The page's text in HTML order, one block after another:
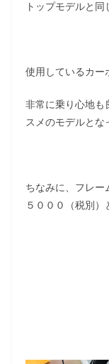
トップモデルと同
使用しているカー
非常に乗り心地も
スメのモデルとな
ちなみに、フレー
５０００（税別）